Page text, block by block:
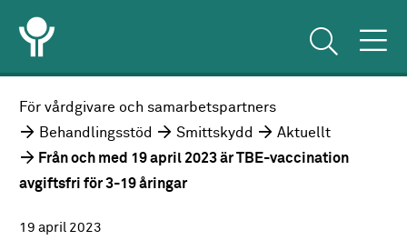
För vårdgivare och samarbetspartners
Behandlingsstöd
Smittskydd
Aktuellt
Från och med 19 april 2023 är TBE-vaccination
avgiftsfri för 3-19 åringar
19 april 2023